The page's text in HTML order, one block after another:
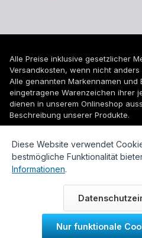
Alle Preise inklusive gesetzlicher
Versandkosten, wenn nicht anders
Alle genannten Markennamen und
eingetragene Warenzeichen ihrer
dienen in unserem Onlineshop
Beschreibung unserer Produkte.
© 2026 WUH24.de - Weigel und
Sanitärtechnik GmbH
Diese Website verwendet
bestmögliche Funktionalität
Informationen.
Nur funktionale